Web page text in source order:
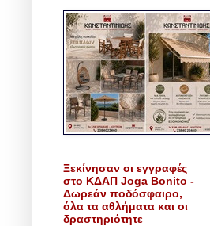
Ξεκίνησαν οι εγγραφές
στο ΚΔΑΠ Joga Bonito -
Δωρεάν ποδόσφαιρο,
όλα τα αθλήματα και οι
δραστηριότητε